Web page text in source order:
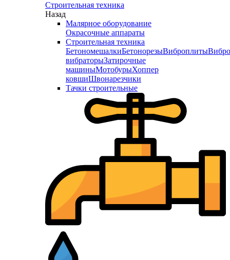
Строительная техника
Назад
Малярное оборудование
Окрасочные аппараты
Строительная техника
БетономешалкиБетонорезыВиброплиты
вибраторыЗатирочные
машиныМотобурыХоппер
ковшиШвонарезчики
Тачки строительные